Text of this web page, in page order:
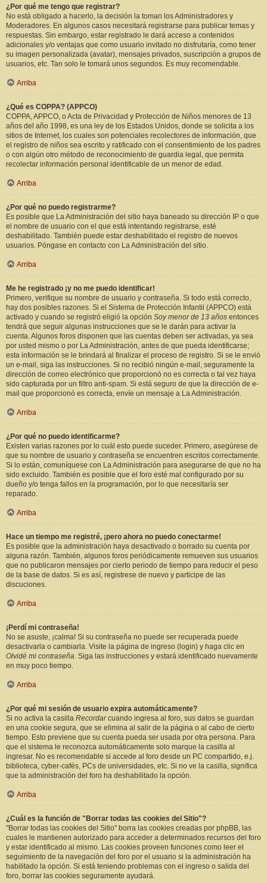
¿Por qué me tengo que registrar?
No está obligado a hacerlo, la decisión la toman los Administradores y
Moderadores. En algunos casos necesitará registrarse para publicar temas y
respuestas. Sin embargo, estar registrado le dará acceso a contenidos
adicionales y/o ventajas que como usuario invitado no disfrutaría, como tener
su imagen personalizada (avatar), mensajes privados, suscripción a grupos de
usuarios, etc. Tan solo le tomará unos segundos. Es muy recomendable.
Arriba
¿Qué es COPPA? (APPCO)
COPPA, APPCO, o Acta de Privacidad y Protección de Niños menores de 13
años del año 1998, es una ley de los Estados Unidos, donde se solicita a los
sitios de Internet, los cuales son potenciales recolectores de información, que
el registro de niños sea escrito y ratificado con el consentimiento de los padres
o con algún otro método de reconocimiento de guardia legal, que permita
recolectar información personal identificable de un menor de edad.
Arriba
¿Por qué no puedo registrarme?
Es posible que La Administración del sitio haya baneado su dirección IP o que
el nombre de usuario con el que está intentando registrarse, esté
deshabilitado. También puede estar deshabilitado el registro de nuevos
usuarios. Póngase en contacto con La Administración del sitio.
Arriba
Me he registrado ¡y no me puedo identificar!
Primero, verifique su nombre de usuario y contraseña. Si todo está correcto,
hay dos posibles razones. Si el Sistema de Protección Infantil (APPCO) está
activado y cuando se registró eligió la opción Soy menor de 13 años entonces
tendrá que seguir algunas instrucciones que se le darán para activar la
cuenta. Algunos foros disponen que las cuentas deben ser activadas, ya sea
por usted mismo o por La Administración, antes de que pueda identificarse;
esta información se le brindará al finalizar el proceso de registro. Si se le envió
un e-mail, siga las instrucciones. Si no recibió ningún e-mail, seguramente la
dirección de correo electrónico que proporcionó no es correcta o tal vez haya
sido capturada por un filtro anti-spam. Si está seguro de que la dirección de e-
mail que proporcionó es correcta, envíe un mensaje a La Administración.
Arriba
¿Por qué no puedo identificarme?
Existen varias razones por lo cuál esto puede suceder. Primero, asegúrese de
que su nombre de usuario y contraseña se encuentren escritos correctamente.
Si lo están, comuníquese con La Administración para asegurarse de que no ha
sido excluido. También es posible que el foro esté mal configurado por su
dueño y/o tenga fallos en la programación, por lo que necesitaría ser
reparado.
Arriba
Hace un tiempo me registré, ¡pero ahora no puedo conectarme!
Es posible que la administración haya desactivado o borrado su cuenta por
alguna razón. También, algunos foros periódicamente remueven sus usuarios
que no publicaron mensajes por cierto periodo de tiempo para reducir el peso
de la base de datos. Si es así, registrese de nuevo y participe de las
discuciones.
Arriba
¡Perdí mi contraseña!
No se asuste, ¡calma! Si su contraseña no puede ser recuperada puede
desactivarla o cambiarla. Visite la página de ingreso (login) y haga clic en
Olvidé mi contraseña. Siga las instrucciones y estará identificado nuevamente
en muy poco tiempo.
Arriba
¿Por qué mi sesión de usuario expira automáticamente?
Si no activa la casilla Recordarcuando ingresa al foro, sus datos se guardan
en una cookie segura, que se elimina al salir de la página o al cabo de cierto
tiempo. Esto previene que su cuenta pueda ser usada por otra persona. Para
que el sistema le reconozca automáticamente solo marque la casilla al
ingresar. No es recomendable si accede al foro desde un PC compartido, e.j.
biblioteca, cyber-cafés, PCs de universidades, etc. Si no ve la casilla, significa
que la administración del foro ha deshabilitado la opción.
Arriba
¿Cuál es la función de "Borrar todas las cookies del Sitio"?
"Borrar todas las cookies del Sitio" borra las cookies creadas por phpBB, las
cuales le mantienen autorizado para acceder a determinados recursos del foro
y estar identificado al mismo. Las cookies proveen funciones como leer el
seguimiento de la navegación del foro por el usuario si la administración ha
habilitado la opción. Si está teniendo problemas con el ingreso o salida del
foro, borrar las cookies seguramente ayudará.